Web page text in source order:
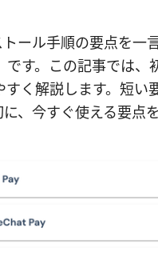
ール手順の要点を一
す。この記事では、
く解説します。短い
、今すぐ使える要点